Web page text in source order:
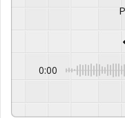
0:00